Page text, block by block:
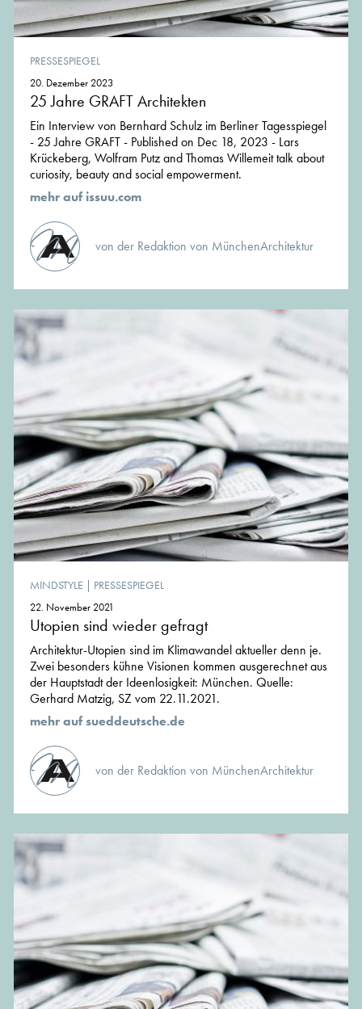
PRESSESPIEGEL
20. Dezember 2023
25 Jahre GRAFT Architekten
Ein Interview von Bernhard Schulz im Berliner Tagesspiegel
- 25 Jahre GRAFT - Published on Dec 18, 2023 - Lars
Krückeberg, Wolfram Putz and Thomas Willemeit talk about
curiosity, beauty and social empowerment.
mehr auf issuu.com
von der Redaktion von MünchenArchitektur
MINDSTYLE | PRESSESPIEGEL
22. November 2021
Utopien sind wieder gefragt
Architektur-Utopien sind im Klimawandel aktueller denn je.
Zwei besonders kühne Visionen kommen ausgerechnet aus
der Hauptstadt der Ideenlosigkeit: München. Quelle:
Gerhard Matzig, SZ vom 22.11.2021.
mehr auf sueddeutsche.de
von der Redaktion von MünchenArchitektur